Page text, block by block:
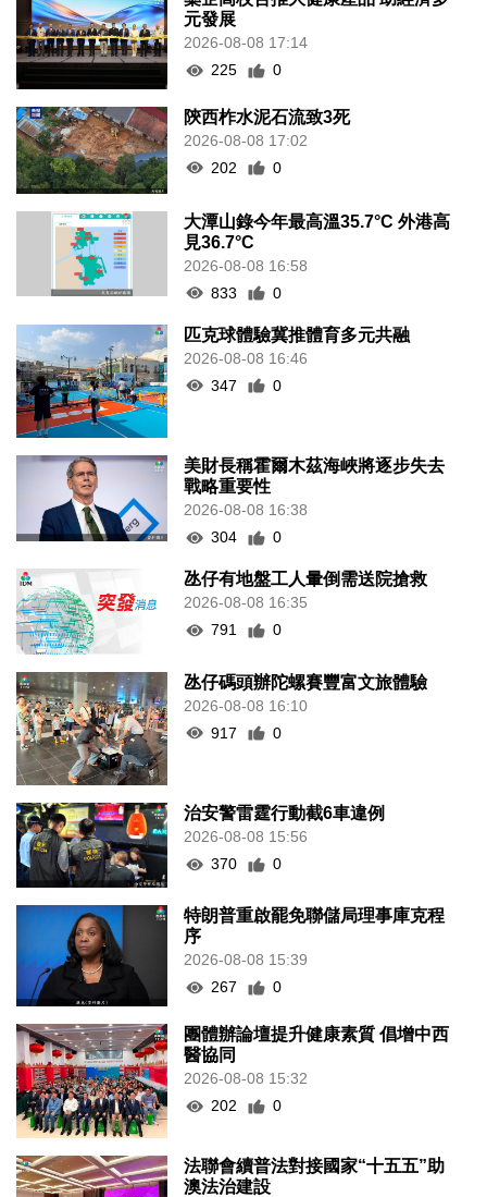
元發展
2026-08-08 17:14
225
0
陝西柞水泥石流致3死
2026-08-08 17:02
202
0
大潭山錄今年最高溫35.7°C 外港高
見36.7°C
2026-08-08 16:58
833
0
匹克球體驗冀推體育多元共融
2026-08-08 16:46
347
0
美財長稱霍爾木茲海峽將逐步失去
戰略重要性
2026-08-08 16:38
304
0
氹仔有地盤工人暈倒需送院搶救
2026-08-08 16:35
791
0
氹仔碼頭辦陀螺賽豐富文旅體驗
2026-08-08 16:10
917
0
治安警雷霆行動截6車違例
2026-08-08 15:56
370
0
特朗普重啟罷免聯儲局理事庫克程
序
2026-08-08 15:39
267
0
團體辦論壇提升健康素質 倡增中西
醫協同
2026-08-08 15:32
202
0
法聯會續普法對接國家“十五五”助
澳法治建設